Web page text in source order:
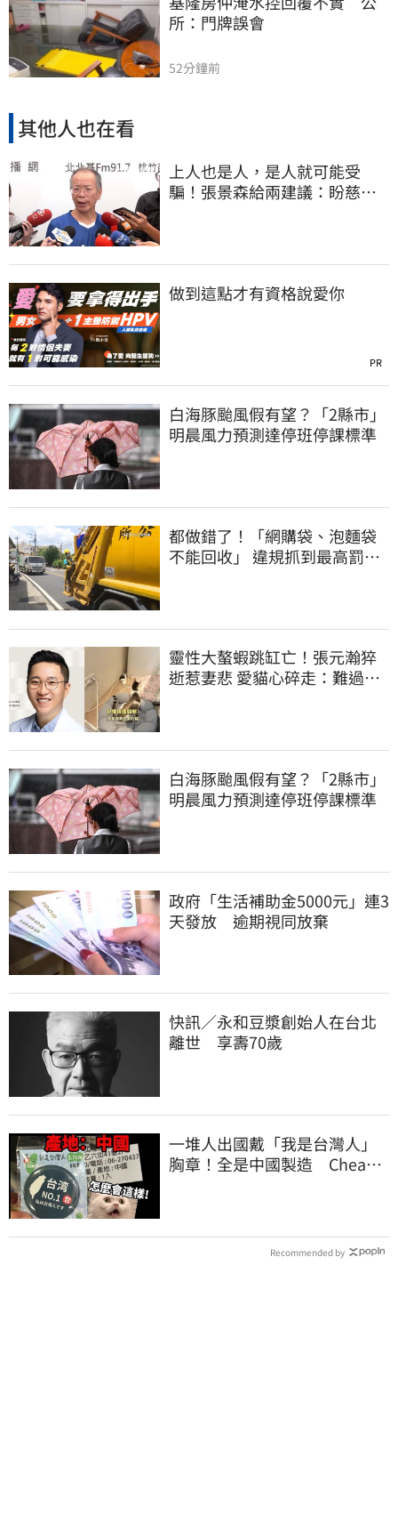
所：門牌誤會
52分鐘前
其他人也在看
上人也是人，是人就可能受
騙！張景森給兩建議：盼慈濟
做到這點才有資格說愛你
PR
白海豚颱風假有望？「2縣市」
明晨風力預測達停班停課標準
都做錯了！「網購袋、泡麵袋
不能回收」 違規抓到最高罰
靈性大螯蝦跳缸亡！張元瀚猝
逝惹妻悲 愛貓心碎走：難過不
白海豚颱風假有望？「2縣市」
明晨風力預測達停班停課標準
政府「生活補助金5000元」連3
天發放 逾期視同放棄
快訊／永和豆漿創始人在台北
離世 享壽70歲
一堆人出國戴「我是台灣人」
胸章！全是中國製造 Cheap
Recommended by